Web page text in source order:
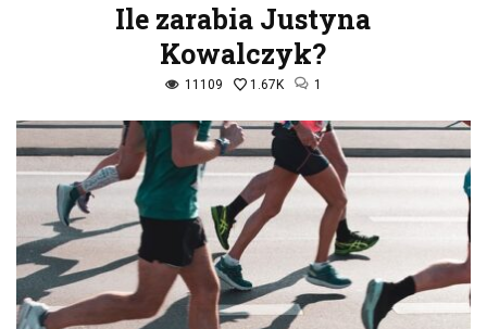
Ile zarabia Justyna
Kowalczyk?
11109 1.67K 1